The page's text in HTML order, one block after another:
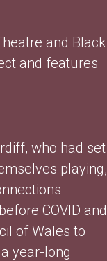
and Black
and features
who had set
playing,
COVID and
of Wales to
year-long